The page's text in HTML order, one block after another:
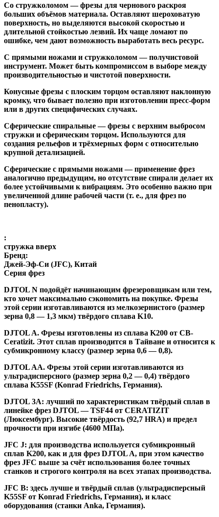
Со стружколомом— фрезы для чернового раскроя
больших объёмов материала. Оставляют шероховатую
поверхность, но выделяются высокой скоростью и
длительной стойкостью лезвий. Их чаще ломают по
ошибке, чем дают возможность выработать весь ресурс.
С прямыми ножами и стружколомом— получистовой
инструмент. Может быть компромиссом в выборе между
производительностью и чистотой поверхности.
Конусные фрезы с плоским торцом оставляют наклонную
кромку, что бывает полезно при изготовлении пресс-форм
или в других специфических случаях.
Сферические спиральные— фрезы с верхним выбросом
стружки и сферическим торцом. Используются для
создания рельефов и трёхмерных форм с относительно
крупной детализацией.
Сферические с прямыми ножами— применение фрез
аналогично предыдущим, но отсутствие спирали делает их
более устойчивыми к вибрациям. Это особенно важно при
увеличенной длине рабочей части (т. е., для фрез по
пенопласту).
:
стружка вверх
Бренд:
Джей-Эф-Си (JFC), Китай
Серия фрез
DJTOL N подойдёт начинающим фрезеровщикам или тем,
кто хочет максимально сэкономить на покупке. Фрезы
этой серии изготавливаются из мелкозернистого (размер
зерна 0,8 — 1,3 мкм) твёрдого сплава K10.
DJTOL A. Фрезы изготовлены из сплава K200 от CB-
Ceratizit. Этот сплав производится в Тайване и относится к
субмикронному классу (размер зерна 0,6 — 0,8).
DJTOL AA. Фрезы этой серии изготавливаются из
ультрадисперсного (размер зерна 0,2 — 0,4) твёрдого
сплава K55SF (Konrad Friedrichs, Германия).
DJTOL 3A: лучший по характеристикам твёрдый сплав в
линейке фрез DJTOL — TSF44 от CERATIZIT
(Люксембург). Высокие твёрдость (92,7 HRA) и предел
прочности при изгибе (4600 МПа).
JFC J: для производства используется субмикронный
сплав K200, как и для фрез DJTOL A, при этом качество
фрез JFC выше за счёт использования более точных
станков и строгого контроля на всех этапах производства.
JFC B: здесь лучше и твёрдый сплав (ультрадисперсный
K55SF от Konrad Friedrichs, Германия), и класс
оборудования (станки Anka, Германия).